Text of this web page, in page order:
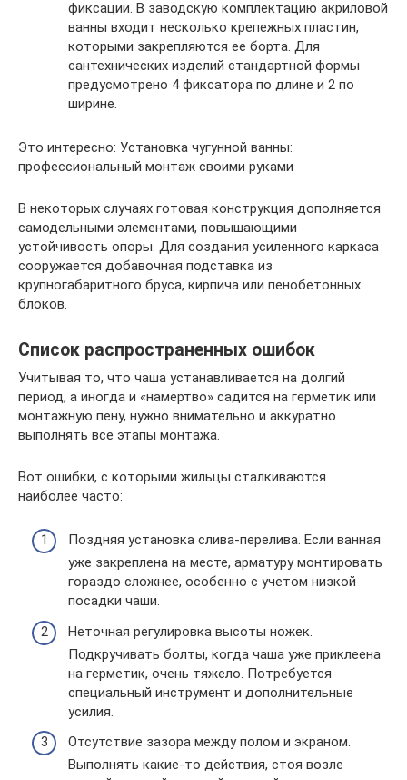
фиксации. В заводскую комплектацию акриловой
ванны входит несколько крепежных пластин,
которыми закрепляются ее борта. Для
сантехнических изделий стандартной формы
предусмотрено 4 фиксатора по длине и 2 по
ширине.
Это интересно: Установка чугунной ванны:
профессиональный монтаж своими руками
В некоторых случаях готовая конструкция дополняется
самодельными элементами, повышающими
устойчивость опоры. Для создания усиленного каркаса
сооружается добавочная подставка из
крупногабаритного бруса, кирпича или пенобетонных
блоков.
Список распространенных ошибок
Учитывая то, что чаша устанавливается на долгий
период, а иногда и «намертво» садится на герметик или
монтажную пену, нужно внимательно и аккуратно
выполнять все этапы монтажа.
Вот ошибки, с которыми жильцы сталкиваются
наиболее часто:
Поздняя установка слива-перелива. Если ванная
уже закреплена на месте, арматуру монтировать
гораздо сложнее, особенно с учетом низкой
посадки чаши.
Неточная регулировка высоты ножек.
Подкручивать болты, когда чаша уже приклеена
на герметик, очень тяжело. Потребуется
специальный инструмент и дополнительные
усилия.
Отсутствие зазора между полом и экраном.
Выполнять какие-то действия, стоя возле